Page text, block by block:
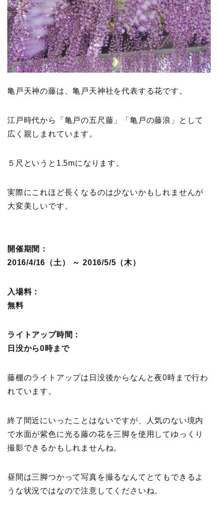
亀戸天神の藤は、亀戸天神社を代表する花です。
江戸時代から「亀戸の五尺藤」「亀戸の藤浪」として
広く親しまれています。
５尺というと1.5mになります。
実際にこれほど長くなるのは少ないかもしれませんが
大変美しいです。
開催期間：
2016/4/16（土） ～ 2016/5/5（木）
入場料：
無料
ライトアップ時間：
日没から0時まで
藤棚のライトアップは日没後からなんと夜0時まで行わ
れています。
終了間近にいったことはないですが、人気のない境内
で水面が紫色に光る藤の花を三脚を使用してゆっくり
撮影できるかもしれませんね。
昼間は三脚つかって写真を撮るなんてとてもできるよ
うな状況ではなので注意してくださいね。